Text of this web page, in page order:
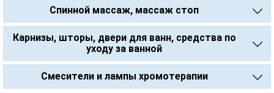
Спинной массаж, массаж стоп
Карнизы, шторы, двери для ванн, средства по
уходу за ванной
Смесители и лампы хромотерапии